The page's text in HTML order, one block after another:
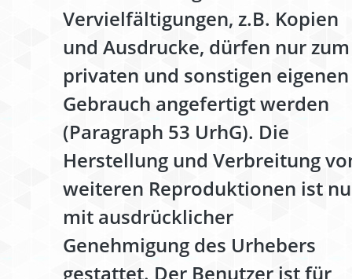
Vervielfältigungen, z.B. Kopien
und Ausdrucke, dürfen nur zum
privaten und sonstigen eigenen
Gebrauch angefertigt werden
(Paragraph 53 UrhG). Die
Herstellung und Verbreitung
weiteren Reproduktionen ist
mit ausdrücklicher
Genehmigung des Urhebers
gestattet. Der Benutzer ist für